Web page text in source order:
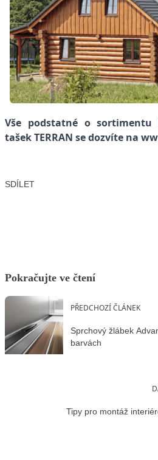
Vše podstatné o sortimentu
tašek TERRAN se dozvíte na
SDÍLET
Pokračujte ve čtení
PŘEDCHOZÍ ČLÁNEK
Sprchový žlábek
barvách
Tipy pro montáž